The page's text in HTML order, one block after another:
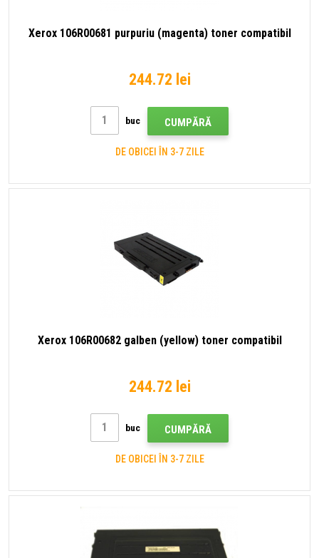
Xerox 106R00681 purpuriu (magenta) toner compatibil
244.72 lei
buc CUMPĂRĂ
DE OBICEI ÎN 3-7 ZILE
Xerox 106R00682 galben (yellow) toner compatibil
244.72 lei
buc CUMPĂRĂ
DE OBICEI ÎN 3-7 ZILE